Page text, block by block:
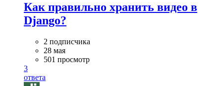
Как правильно хранить видео в
Django?
2 подписчика
28 мая
501 просмотр
3
ответа